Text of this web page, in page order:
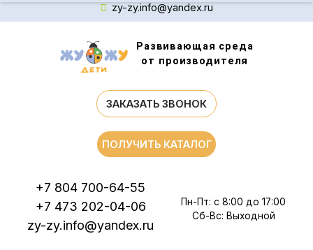
zy-zy.info@yandex.ru
Развивающая среда
от производителя
ЗАКАЗАТЬ ЗВОНОК
+7 804 700-64-55
+7 473 202-04-06
zy-zy.info@yandex.ru
Пн-Пт: с 8:00 до 17:00
Сб-Вс: Выходной
ПОЛУЧИТЬ КАТАЛОГ